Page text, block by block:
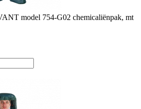
model 754-G02 chemicaliënpak, mt